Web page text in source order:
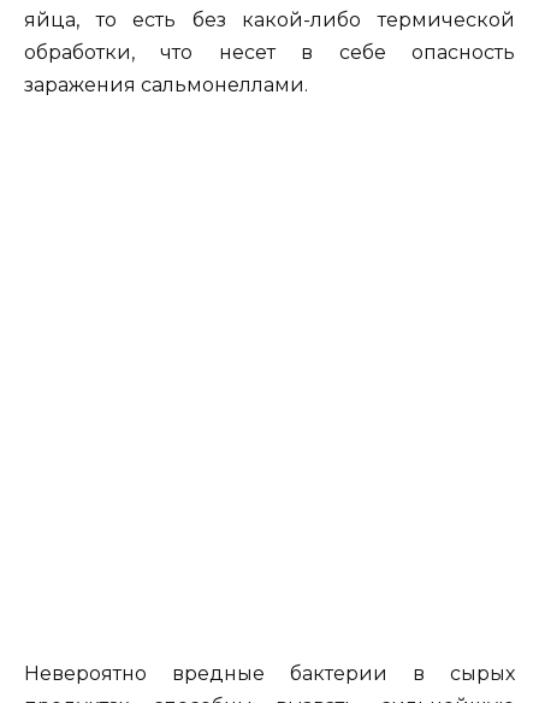
яйца, то есть без какой-либо термической
обработки, что несет в себе опасность
заражения сальмонеллами.
Невероятно вредные бактерии в сырых